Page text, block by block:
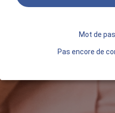
Mot de
Pas encore de